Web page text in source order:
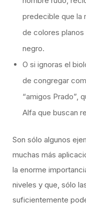
predecible que la
de colores
negro.
O si ignoras el
de congregar
“amigos Prado”,
Alfa que buscan
Son sólo algunos
muchas más
la enorme
niveles y que, sólo
suficientemente